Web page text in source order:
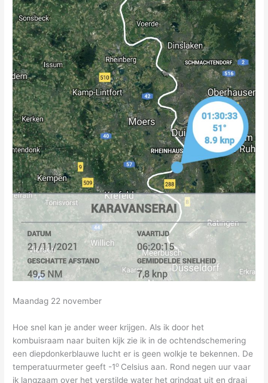
Maandag 22 november
Hoe snel kan je ander weer krijgen. Als ik door het
kombuisraam naar buiten kijk zie ik in de ochtendschemering
een diepdonkerblauwe lucht er is geen wolkje te bekennen. De
temperatuurmeter geeft -1o Celsius aan. Rond negen uur vaar
ik langzaam over het verstilde water het grindgat uit en draai